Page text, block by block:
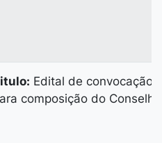
Edital de convocação
composição do